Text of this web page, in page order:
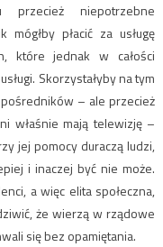
niepotrzebne
płacić za usługę
które jednak w całości
Skorzystałyby na tym
– ale przecież
właśnie mają telewizję –
jej pomocy duraczą ludzi,
i inaczej być nie może.
a więc elita społeczna,
że wierzą w rządowe
się bez opamiętania.